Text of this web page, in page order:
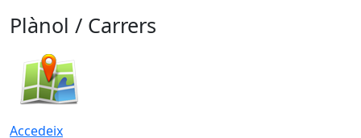
Plànol / Carrers
Accedeix